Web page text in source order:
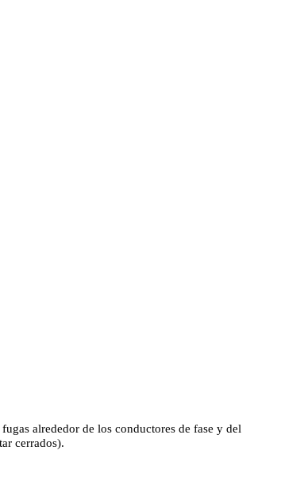
alrededor de los conductores de fase y del
cerrados).